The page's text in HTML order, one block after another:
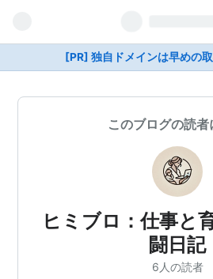
[PR] 独自ドメインは早めの
このブログの読者
ヒミブロ：仕事と
闘日記
6人の読者